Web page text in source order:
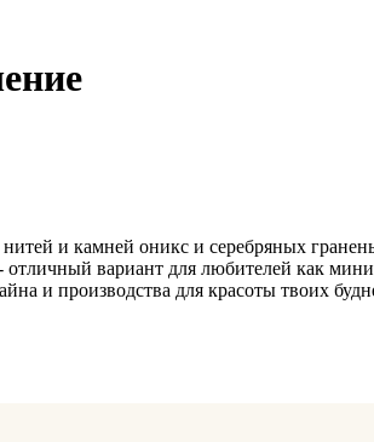
и камней оникс и серебряных
вариант для любителей как
и производства для красоты твоих